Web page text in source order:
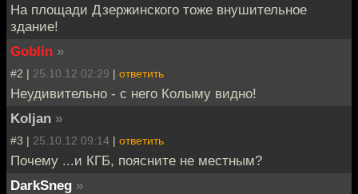
На площади Дзержинского тоже внушительное
здание!
Goblin »
#2 | 25.10.12 02:29 | ответить
Неудивительно - с него Колыму видно!
Koljan »
#3 | 25.10.12 09:14 | ответить
Почему ...и КГБ, поясните не местным?
DarkSneg »